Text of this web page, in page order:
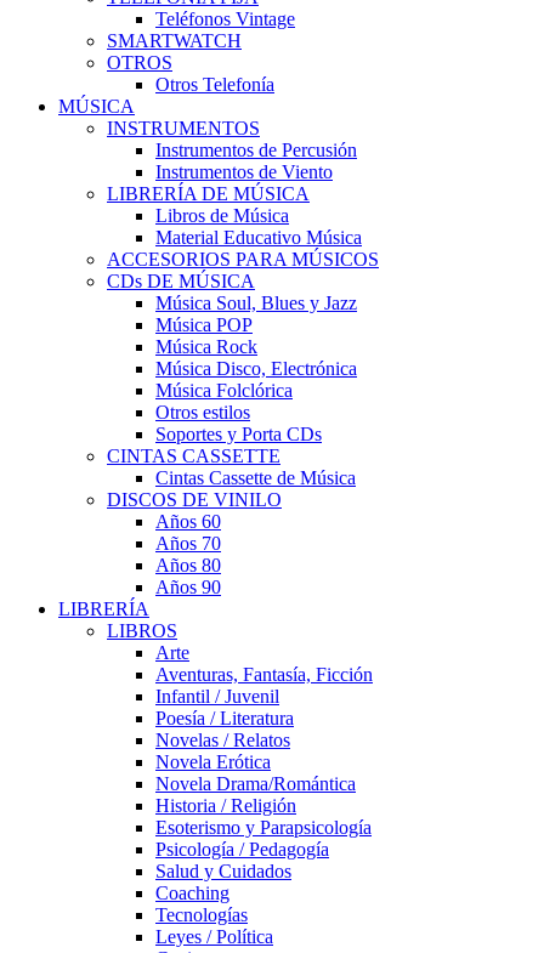
Teléfonos Vintage
SMARTWATCH
OTROS
Otros Telefonía
MÚSICA
INSTRUMENTOS
Instrumentos de Percusión
Instrumentos de Viento
LIBRERÍA DE MÚSICA
Libros de Música
Material Educativo Música
ACCESORIOS PARA MÚSICOS
CDs DE MÚSICA
Música Soul, Blues y Jazz
Música POP
Música Rock
Música Disco, Electrónica
Música Folclórica
Otros estilos
Soportes y Porta CDs
CINTAS CASSETTE
Cintas Cassette de Música
DISCOS DE VINILO
Años 60
Años 70
Años 80
Años 90
LIBRERÍA
LIBROS
Arte
Aventuras, Fantasía, Ficción
Infantil / Juvenil
Poesía / Literatura
Novelas / Relatos
Novela Erótica
Novela Drama/Romántica
Historia / Religión
Esoterismo y Parapsicología
Psicología / Pedagogía
Salud y Cuidados
Coaching
Tecnologías
Leyes / Política